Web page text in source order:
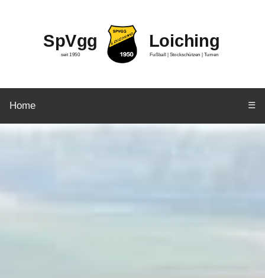
SpVgg
seit 1950
Loiching
Fußball | Stockschützen | Turnen
Home ☰